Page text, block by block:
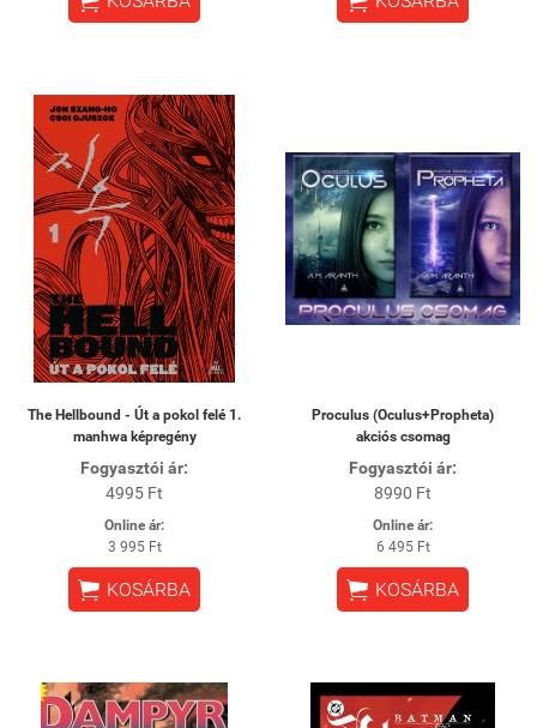
The Hellbound - Út a pokol felé 1.
manhwa képregény
Fogyasztói ár:
4995 Ft
Online ár:
3 995 Ft
 KOSÁRBA
Proculus (Oculus+Propheta)
akciós csomag
Fogyasztói ár:
8990 Ft
Online ár:
6 495 Ft
 KOSÁRBA